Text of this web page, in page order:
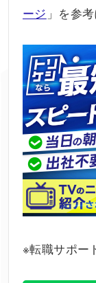
ージ 」を参
※転職サポー